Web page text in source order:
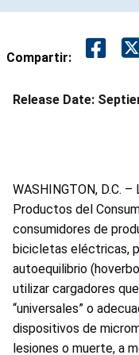
Compartir:
Release Date:
WASHINGTON, D.C.
Productos del
consumidores de
bicicletas eléctricas,
autoequilibrio
utilizar cargadores
“universales” o
dispositivos de
lesiones o muerte, a